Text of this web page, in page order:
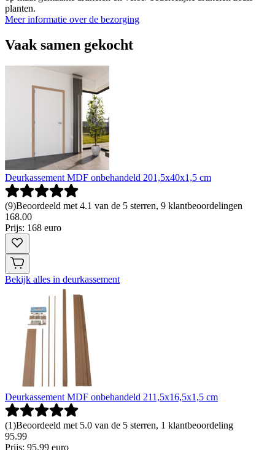
planten.
Meer informatie over de bezorging
Vaak samen gekocht
Deurkassement MDF onbehandeld 201,5x40x1,5 cm
(9)Beoordeeld met 4.1 van de 5 sterren, 9 klantbeoordelingen
168.00
Prijs: 168 euro
Bekijk alles in deurkassement
Deurkassement MDF onbehandeld 211,5x16,5x1,5 cm
(1)Beoordeeld met 5.0 van de 5 sterren, 1 klantbeoordeling
95.99
Prijs: 95.99 euro